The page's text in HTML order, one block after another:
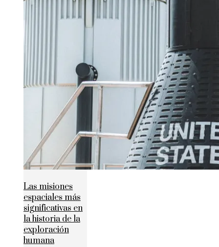
Las misiones
espaciales más
significativas en
la historia de la
exploración
humana